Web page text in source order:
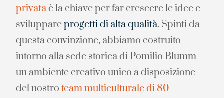
privataè la chiave per far crescere le idee e
sviluppareprogetti di alta qualità. Spinti da
questa convinzione, abbiamo costruito
intorno alla sede storica di Pomilio Blumm
un ambiente creativo unico a disposizione
del nostroteam multiculturale di 80